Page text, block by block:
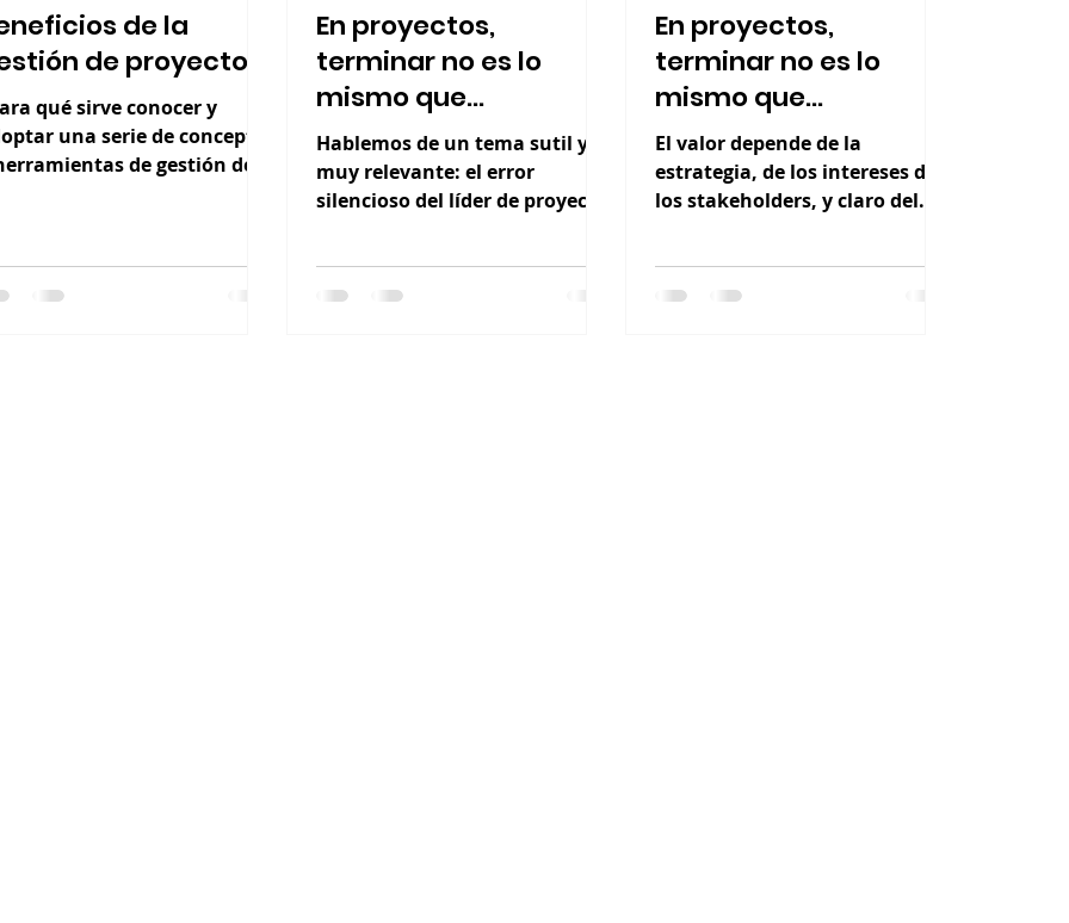
de la
de proyectos
qué sirve conocer y
una serie de conceptos
de gestión de
En proyectos,
terminar no es lo
mismo que
transformar (Parte 2)
Hablemos de un tema sutil y
muy relevante: el error
silencioso del líder de proyecto,
En proyectos,
terminar no es lo
mismo que
transformar (Parte 1)
El valor depende de la
estrategia, de los intereses de
los stakeholders, y claro del